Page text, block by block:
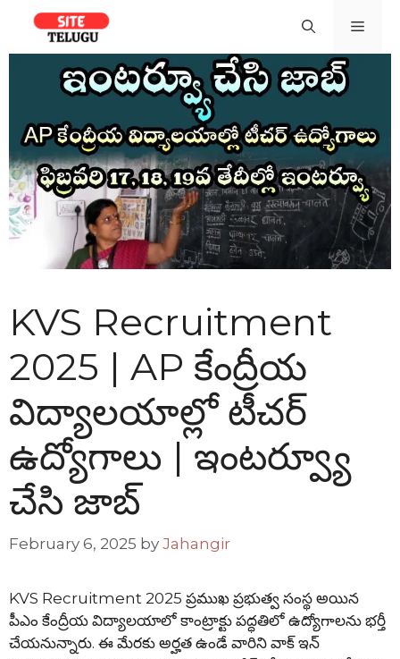
content
KVS Recruitment
2025 | AP కేంద్రీయ
విద్యాలయాల్లో టీచర్
ఉద్యోగాలు | ఇంటర్వ్యూ
చేసి జాబ్
February 6, 2025 by Jahangir
KVS Recruitment 2025 ప్రముఖ ప్రభుత్వ సంస్థ అయిన
పీఎం కేంద్రీయ విద్యాలయాలో కాంట్రాక్టు పద్ధతిలో ఉద్యోగాలను భర్తీ
చేయనున్నారు. ఈ మేరకు అర్హత ఉండే వారిని వాక్ ఇన్